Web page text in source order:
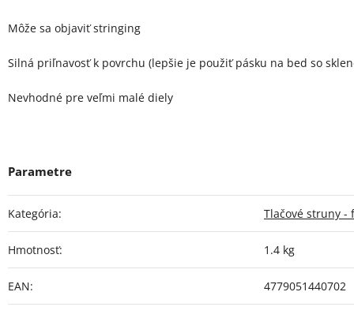
Môže sa objaviť stringing
Silná priľnavosť k povrchu (lepšie je použiť pásku na bed so
Nevhodné pre veľmi malé diely
Kategória: Tlačové struny -
Hmotnosť: 1.4 kg
EAN: 4779051440702